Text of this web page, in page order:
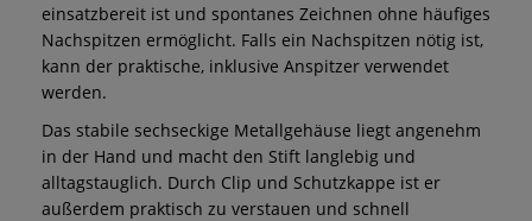
einsatzbereit ist und spontanes Zeichnen ohne häufiges
Nachspitzen ermöglicht. Falls ein Nachspitzen nötig ist,
kann der praktische, inklusive Anspitzer verwendet
werden.
Das stabile sechseckige Metallgehäuse liegt angenehm
in der Hand und macht den Stift langlebig und
alltagstauglich. Durch Clip und Schutzkappe ist er
außerdem praktisch zu verstauen und schnell